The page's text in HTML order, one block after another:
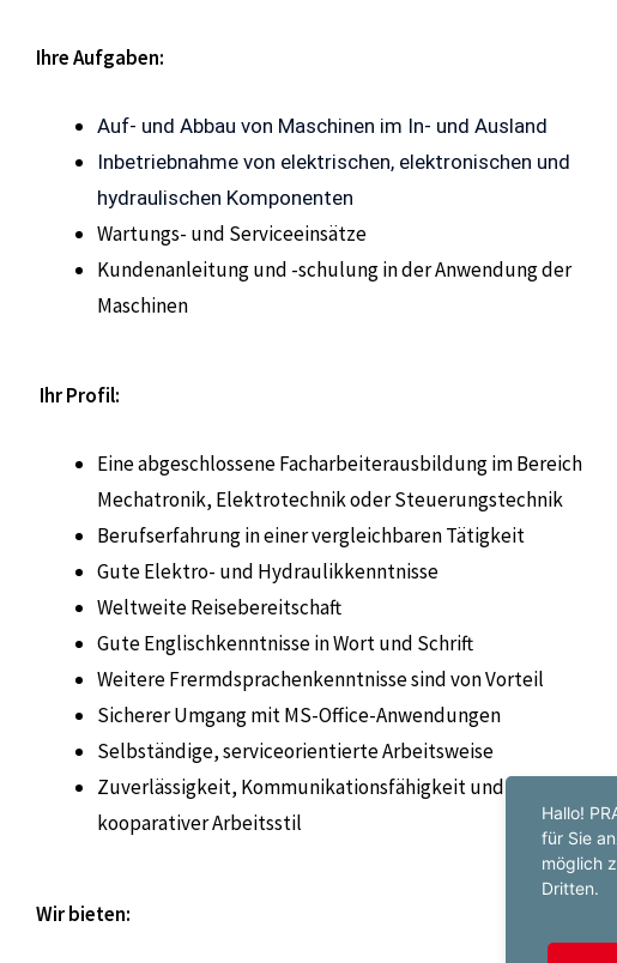
Ihre Aufgaben:
Auf- und Abbau von Maschinen im In- und Ausland
Inbetriebnahme von elektrischen, elektronischen und
hydraulischen Komponenten
Wartungs- und Serviceeinsätze
Kundenanleitung und -schulung in der Anwendung der
Maschinen
Ihr Profil:
Eine abgeschlossene Facharbeiterausbildung im Bereich
Mechatronik, Elektrotechnik oder Steuerungstechnik
Berufserfahrung in einer vergleichbaren Tätigkeit
Gute Elektro- und Hydraulikkenntnisse
Weltweite Reisebereitschaft
Gute Englischkenntnisse in Wort und Schrift
Weitere Frermdsprachenkenntnisse sind von Vorteil
Sicherer Umgang mit MS-Office-Anwendungen
Selbständige, serviceorientierte Arbeitsweise
Zuverlässigkeit, Kommunikationsfähigkeit und ein
kooparativer Arbeitsstil
Wir bieten:
Hallo!
für Sie
möglich
Dritten.